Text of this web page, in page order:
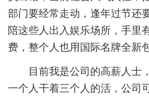
部门要经常走动，逢年过节还
陪这些人出入娱乐场所，手里
费，整个人也用国际名牌全新
目前我是公司的高薪人士
一个人干着三个人的活，公司